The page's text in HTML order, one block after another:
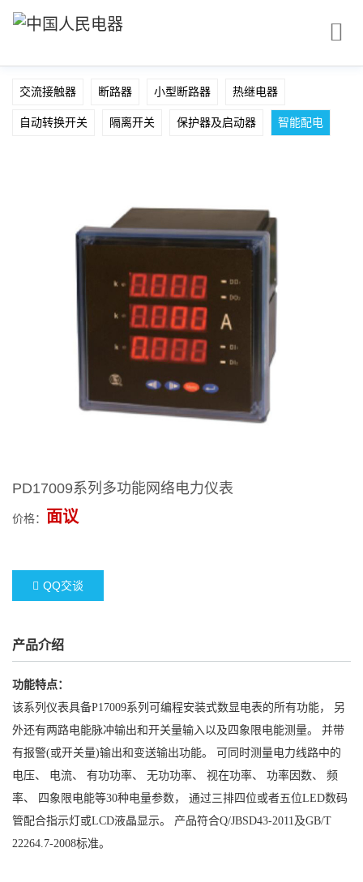
交流接触器 断路器 小型断路器 热继电器
自动转换开关 隔离开关 保护器及启动器 智能配电
PD17009系列多功能网络电力仪表
价格： 面议
QQ交谈
产品介绍
功能特点：
该系列仪表具备P17009系列可编程安装式数显电表的所有功能， 另
外还有两路电能脉冲输出和开关量输入以及四象限电能测量。 并带
有报警(或开关量)输出和变送输出功能。 可同时测量电力线路中的
电压、 电流、 有功功率、 无功功率、 视在功率、 功率因数、 频
率、 四象限电能等30种电量参数， 通过三排四位或者五位LED数码
管配合指示灯或LCD液晶显示。 产品符合Q/JBSD43-2011及GB/T
22264.7-2008标准。